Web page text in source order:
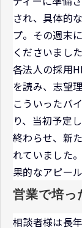
され、具体的
プ。その週末
くださいまし
各法人の採用
を読み、志望
こういったバ
り、当初予定
終わらせ、新
れていました
果的なアピー
営業で培っ
相談者様は長